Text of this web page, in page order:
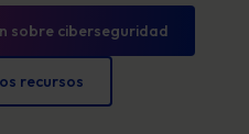
sobre ciberseguridad
recursos